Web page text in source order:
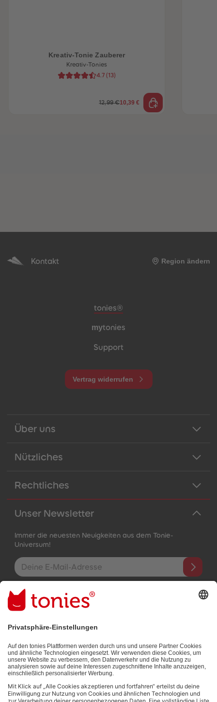
Kreativ-Tonie Zauberer
Kreativ-Tonies
4.7 (13)
12,99 €10,39 €
Kontakt Region ändern
Meta-Navigation Footer
tonies®
mytonies
Support
Vertrag widerrufen
Über uns
Nützliches
Rechtliches
Unser Newsletter
Immer die neuesten Neuigkeiten aus dem Tonie-
Universum!
E-Mail-Addresse
Mit dem Absenden abonnierst du unseren E-Mail-Newsletter, der
auf den von dir bereitgestellten Informationen (z.B. Account-
informationen) und den von dir zu Werbezwecken bereitgestellten
Datenschutzbestimmungen.
Bezahlmethoden: